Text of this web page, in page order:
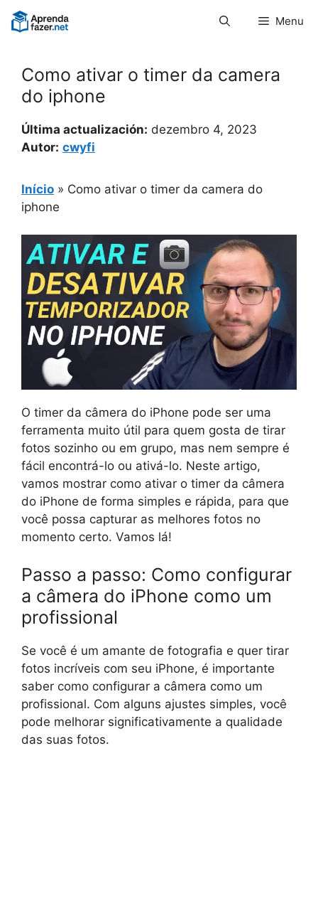
Pular
para
Menu
Como ativar o timer da camera
do iphone
Última actualización: dezembro 4, 2023
Autor: cwyfi
Início » Como ativar o timer da camera do
iphone
O timer da câmera do iPhone pode ser uma
ferramenta muito útil para quem gosta de tirar
fotos sozinho ou em grupo, mas nem sempre é
fácil encontrá-lo ou ativá-lo. Neste artigo,
vamos mostrar como ativar o timer da câmera
do iPhone de forma simples e rápida, para que
você possa capturar as melhores fotos no
momento certo. Vamos lá!
Passo a passo: Como configurar
a câmera do iPhone como um
profissional
Se você é um amante de fotografia e quer tirar
fotos incríveis com seu iPhone, é importante
saber como configurar a câmera como um
profissional. Com alguns ajustes simples, você
pode melhorar significativamente a qualidade
das suas fotos.